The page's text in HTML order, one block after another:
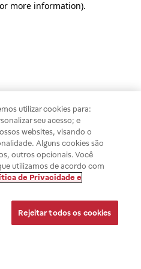
more information).
utilizar cookies para:
seu acesso; e
websites, visando o
Alguns cookies são
outros opcionais. Você
utilizamos de acordo com
de Privacidade e
Rejeitar todos os cookies